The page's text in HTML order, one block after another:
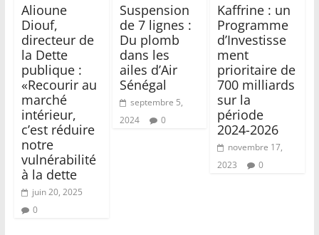
Alioune
Diouf,
directeur de
la Dette
publique :
«Recourir au
marché
intérieur,
c’est réduire
notre
vulnérabilité
à la dette
juin 20, 2025
0
Suspension
de 7 lignes :
Du plomb
dans les
ailes d’Air
Sénégal
septembre 5,
2024
0
Kaffrine : un
Programme
d’Investisse
ment
prioritaire de
700 milliards
sur la
période
2024-2026
novembre 17,
2023
0